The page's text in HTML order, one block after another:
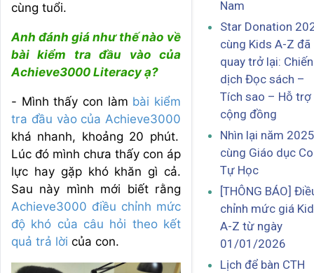
cùng tuổi.
Anh đánh giá như thế nào về
bài kiểm tra đầu vào của
Achieve3000 Literacy ạ?
- Mình thấy con làm bài kiểm
tra đầu vào của Achieve3000
khá nhanh, khoảng 20 phút.
Lúc đó mình chưa thấy con áp
lực hay gặp khó khăn gì cả.
Sau này mình mới biết rằng
Achieve3000 điều chỉnh mức
độ khó của câu hỏi theo kết
quả trả lời của con.
Nam
Star Donation
cùng Kids A-Z đã
quay trở lại: Chiến
dịch Đọc sách –
Tích sao – Hỗ trợ
cộng đồng
Nhìn lại năm 2025
cùng Giáo dục
Tự Học
[THÔNG BÁO]
chỉnh mức giá
A-Z từ ngày
01/01/2026
Lịch để bàn CTH